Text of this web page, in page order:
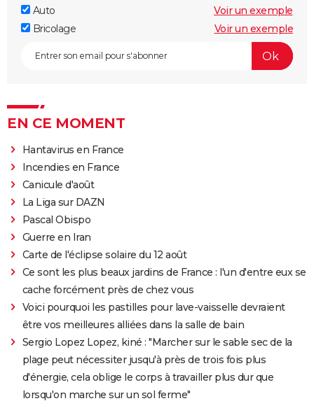
Auto
Voir un exemple
Bricolage
Voir un exemple
EN CE MOMENT
Hantavirus en France
Incendies en France
Canicule d'août
La Liga sur DAZN
Pascal Obispo
Guerre en Iran
Carte de l'éclipse solaire du 12 août
Ce sont les plus beaux jardins de France : l'un d'entre eux se
cache forcément près de chez vous
Voici pourquoi les pastilles pour lave-vaisselle devraient
être vos meilleures alliées dans la salle de bain
Sergio Lopez Lopez, kiné : "Marcher sur le sable sec de la
plage peut nécessiter jusqu'à près de trois fois plus
d'énergie, cela oblige le corps à travailler plus dur que
lorsqu'on marche sur un sol ferme"